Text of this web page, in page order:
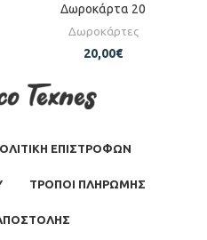
Δωροκάρτα 20
Δωροκάρτες
20,00€
ΕΠΙΣΤΡΟΦΩΝ
ΤΡΟΠΟΙ ΠΛΗΡΩΜΗΣ